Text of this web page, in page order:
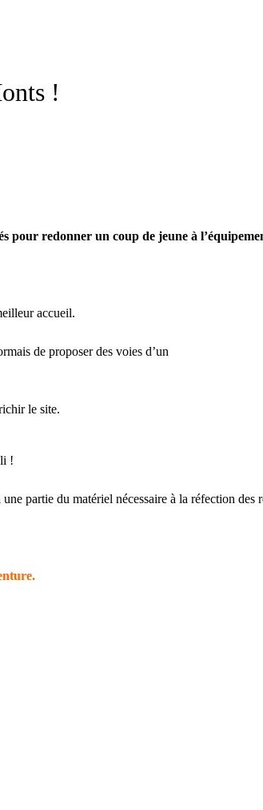
!
pour redonner un coup de jeune à
accueil.
de proposer des voies d’un
le site.
!
partie du matériel nécessaire à la réfection des